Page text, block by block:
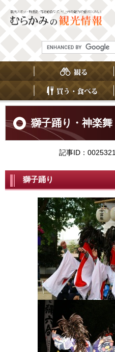
へ
G
o
o
カ
ス
ム
検
索
文
獅子踊り・神楽舞
記事ID：0025321
獅子踊り